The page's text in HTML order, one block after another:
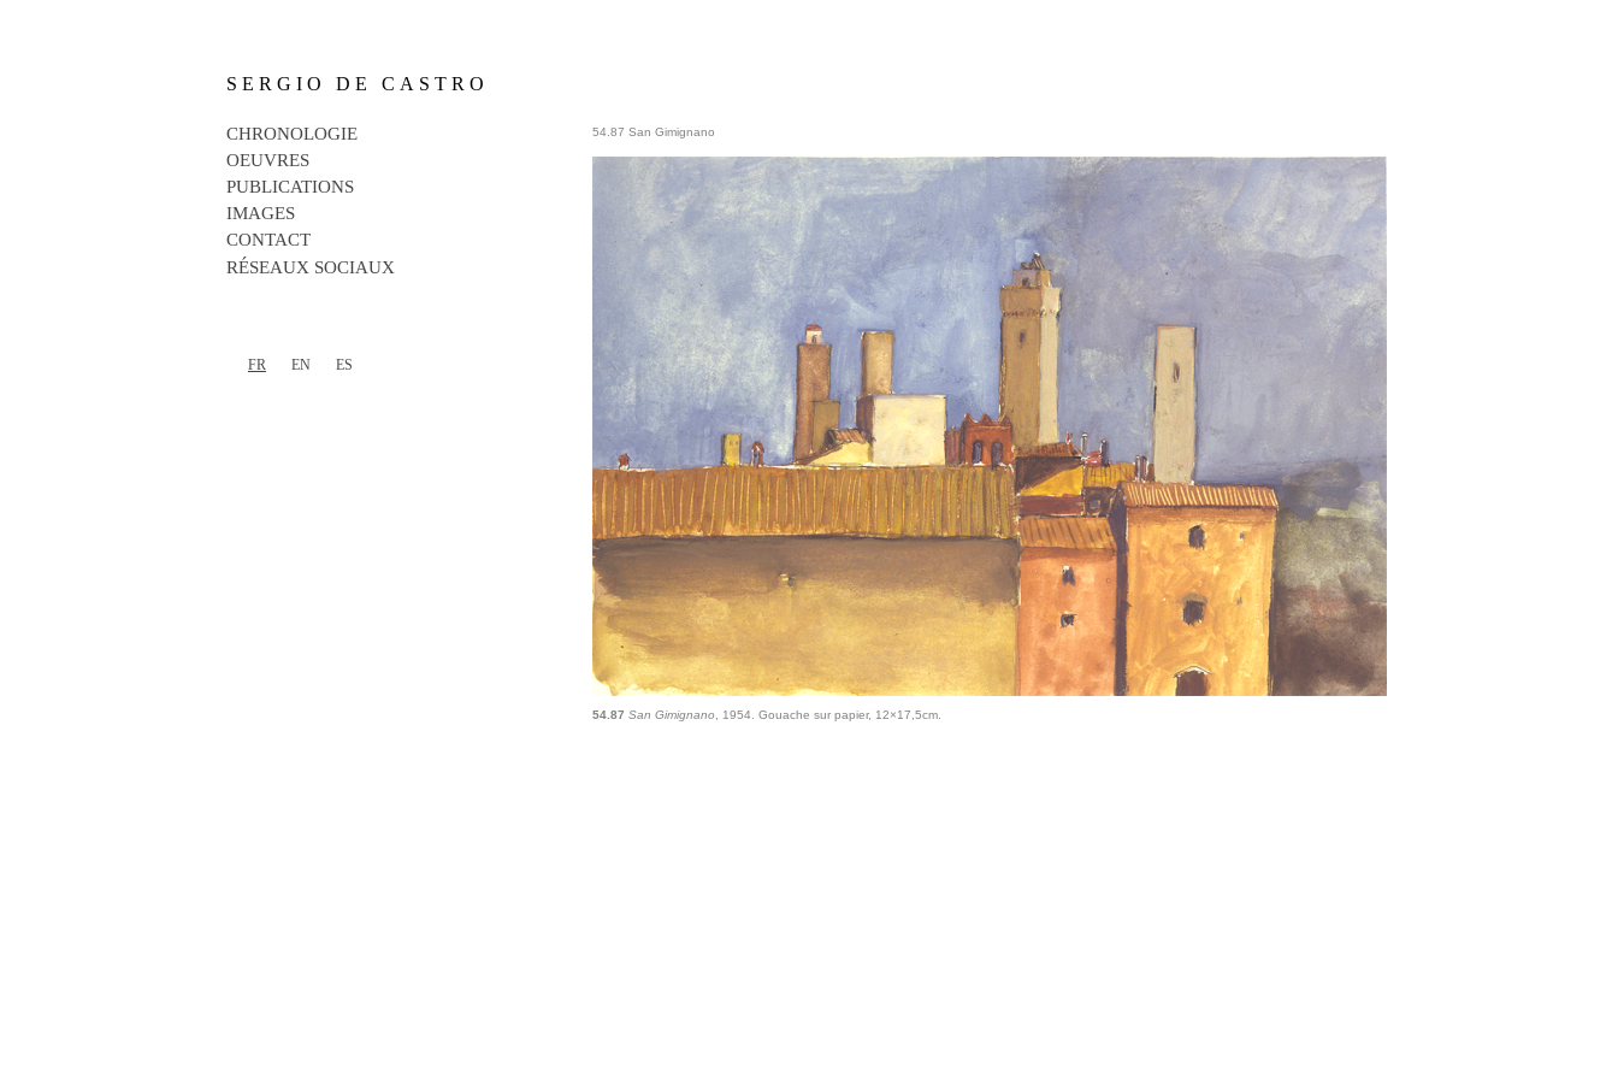
SERGIO DE CASTRO
CHRONOLOGIE
OEUVRES
PUBLICATIONS
IMAGES
CONTACT
RÉSEAUX SOCIAUX
FR EN ES
54.87 San Gimignano
54.87 San Gimignano , 1954. Gouache sur papier, 12×17,5cm.